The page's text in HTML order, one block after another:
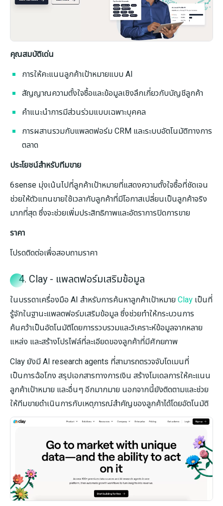
คุณสมบัติเด่น
การให้คะแนนลูกค้าเป้าหมายแบบ AI
สัญญาณความตั้งใจซื้อและข้อมูลเชิงลึกเกี่ยวกับบัญชีลูกค้า
คำแนะนำการมีส่วนร่วมแบบเฉพาะบุคคล
การผสานรวมกับแพลตฟอร์ม CRM และระบบอัตโนมัติทางการ
ตลาด
ประโยชน์สำหรับทีมขาย
6sense มุ่งเน้นไปที่ลูกค้าเป้าหมายที่แสดงความตั้งใจซื้อที่ชัดเจน
ช่วยให้ตัวแทนขายใช้เวลากับลูกค้าที่มีโอกาสเปลี่ยนเป็นลูกค้าจริง
มากที่สุด ซึ่งจะช่วยเพิ่มประสิทธิภาพและอัตราการปิดการขาย
ราคา
โปรดติดต่อเพื่อสอบถามราคา
4. Clay - แพลตฟอร์มเสริมข้อมูล
ในบรรดาเครื่องมือ AI สำหรับการค้นหาลูกค้าเป้าหมายClay เป็นที่
รู้จักในฐานะแพลตฟอร์มเสริมข้อมูล ซึ่งช่วยทำให้กระบวนการ
ค้นคว้าเป็นอัตโนมัติโดยการรวบรวมและวิเคราะห์ข้อมูลจากหลาย
แหล่ง และสร้างโปรไฟล์ที่ละเอียดของลูกค้าที่มีศักยภาพ
Clay ยังมี AI research agents ที่สามารถตรวจจับโดเมนที่
เป็นการฉ้อโกง สรุปเอกสารทางการเงิน สร้างโมเดลการให้คะแนน
ลูกค้าเป้าหมาย และอื่นๆ อีกมากมาย นอกจากนี้ยังติดตามและช่วย
ให้ทีมขายดำเนินการกับเหตุการณ์สำคัญของลูกค้าได้โดยอัตโนมัติ